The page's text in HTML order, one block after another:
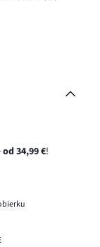
od 34,99 €!